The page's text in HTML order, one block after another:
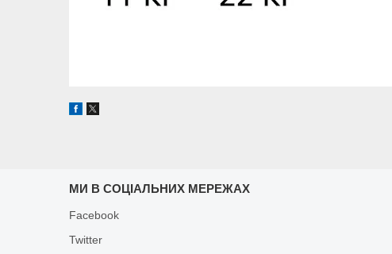
МИ В СОЦІАЛЬНИХ МЕРЕЖАХ
Facebook
Twitter